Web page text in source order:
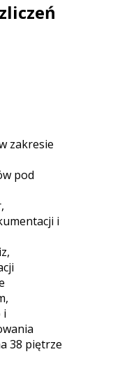
zakresie
pod
i
i
38 piętrze